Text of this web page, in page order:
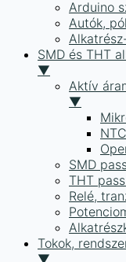
Arduino
Autók,
SMD és THT
▼
Aktív
▼
SMD
THT
Relé,
Tokok,
▼